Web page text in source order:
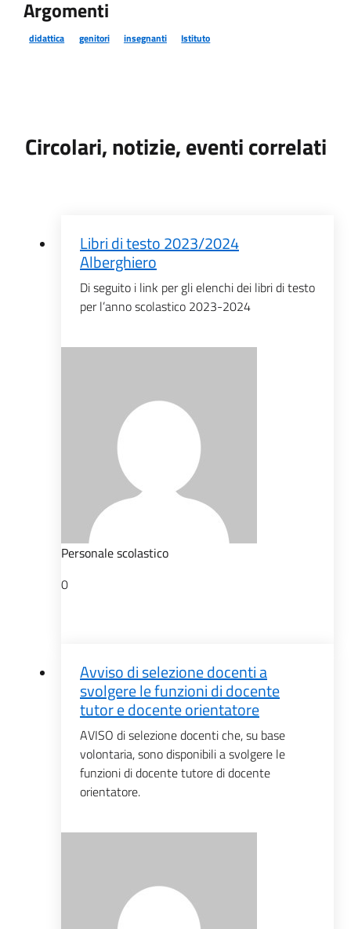
Argomenti
didattica genitori insegnanti Istituto
Circolari, notizie, eventi correlati
Libri di testo 2023/2024
Alberghiero
Di seguito i link per gli elenchi dei libri di testo
per l’anno scolastico 2023-2024
Personale scolastico
0
Avviso di selezione docenti a
svolgere le funzioni di docente
tutor e docente orientatore
AVISO di selezione docenti che, su base
volontaria, sono disponibili a svolgere le
funzioni di docente tutore di docente
orientatore.